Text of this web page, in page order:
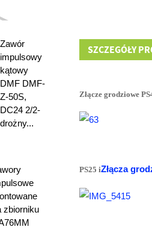
Zawór
impulsowy
kątowy
DMF DMF-
Z-50S,
DC24 2/2-
drożny...
zbiorniku
SZCZEGÓŁY
Złącze grodziowe
PS25 iZłącza